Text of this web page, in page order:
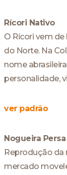
Rícori Nativo
O Rícori vem
do Norte. Na
nome
personalidade,
ver padrão
Nogueira Persa
Reprodução da
mercado